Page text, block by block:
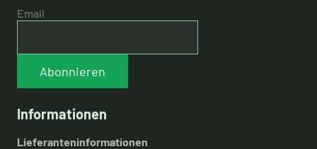
Email
Abonnieren
Informationen
Lieferanteninformationen